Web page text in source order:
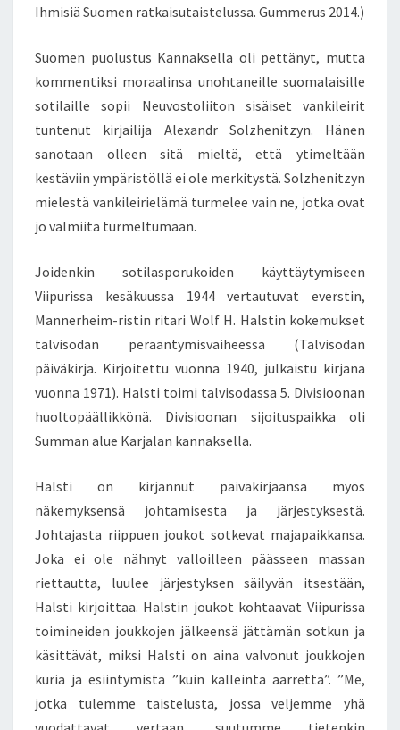
Ihmisiä Suomen ratkaisutaistelussa. Gummerus 2014.)
Suomen puolustus Kannaksella oli pettänyt, mutta
kommentiksi moraalinsa unohtaneille suomalaisille
sotilaille sopii Neuvostoliiton sisäiset vankileirit
tuntenut kirjailija Alexandr Solzhenitzyn. Hänen
sanotaan olleen sitä mieltä, että ytimeltään
kestäviin ympäristöllä ei ole merkitystä. Solzhenitzyn
mielestä vankileirielämä turmelee vain ne, jotka ovat
jo valmiita turmeltumaan.
Joidenkin sotilasporukoiden käyttäytymiseen
Viipurissa kesäkuussa 1944 vertautuvat everstin,
Mannerheim-ristin ritari Wolf H. Halstin kokemukset
talvisodan perääntymisvaiheessa (Talvisodan
päiväkirja. Kirjoitettu vuonna 1940, julkaistu kirjana
vuonna 1971). Halsti toimi talvisodassa 5. Divisioonan
huoltopäällikkönä. Divisioonan sijoituspaikka oli
Summan alue Karjalan kannaksella.
Halsti on kirjannut päiväkirjaansa myös
näkemyksensä johtamisesta ja järjestyksestä.
Johtajasta riippuen joukot sotkevat majapaikkansa.
Joka ei ole nähnyt valloilleen päässeen massan
riettautta, luulee järjestyksen säilyvän itsestään,
Halsti kirjoittaa. Halstin joukot kohtaavat Viipurissa
toimineiden joukkojen jälkeensä jättämän sotkun ja
käsittävät, miksi Halsti on aina valvonut joukkojen
kuria ja esiintymistä ”kuin kalleinta aarretta”. ”Me,
jotka tulemme taistelusta, jossa veljemme yhä